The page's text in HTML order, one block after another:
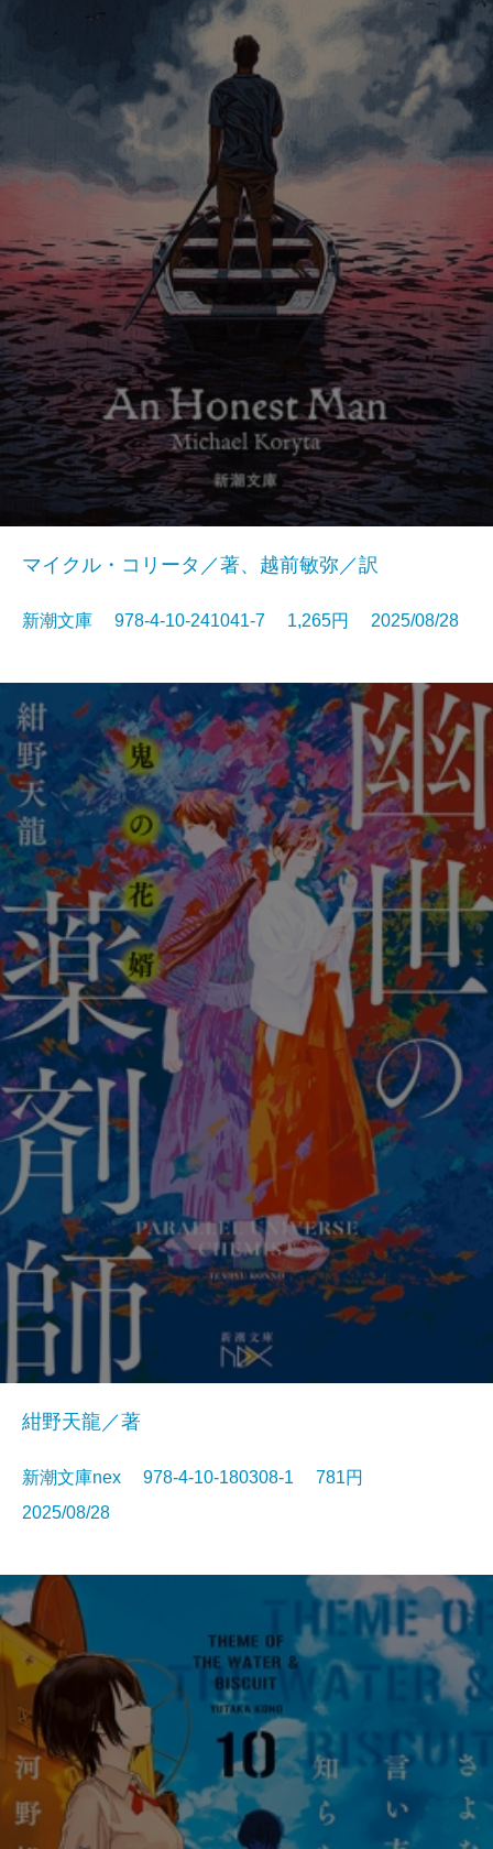
マイクル・コリータ／著、越前敏弥／訳
新潮文庫 978-4-10-241041-7 1,265円 2025/08/28
紺野天龍／著
新潮文庫nex 978-4-10-180308-1 781円
2025/08/28